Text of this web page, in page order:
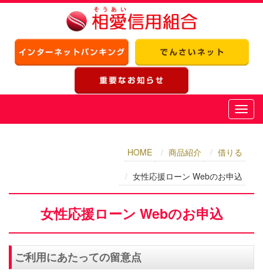
HOME 商品紹介 借りる
女性応援ローン Webのお申込
女性応援ローン Webのお申込
ご利用にあたっての留意点